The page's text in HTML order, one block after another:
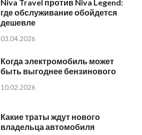
Niva Travel против Niva Legend:
где обслуживание обойдется
дешевле
03.04.2026
Когда электромобиль может
быть выгоднее бензинового
10.02.2026
Какие траты ждут нового
владельца автомобиля